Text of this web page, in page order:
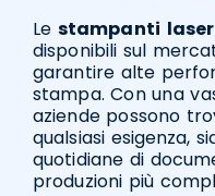
Le stampanti laser
disponibili sul
garantire alte
stampa. Con una
aziende possono
qualsiasi esigenza,
quotidiane di
produzioni più